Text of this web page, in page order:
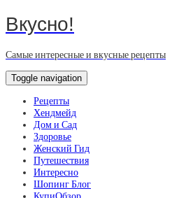
Вкусно!
Самые интересные и вкусные рецепты
Toggle navigation
Рецепты
Хендмейд
Дом и Сад
Здоровье
Женский Гид
Путешествия
Интересно
Шопинг Блог